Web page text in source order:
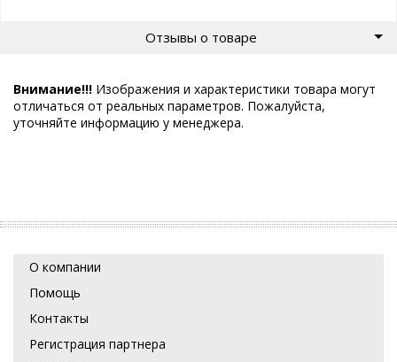
Отзывы о товаре
Внимание!!! Изображения и характеристики товара могут
отличаться от реальных параметров. Пожалуйста,
уточняйте информацию у менеджера.
О компании
Помощь
Контакты
Регистрация партнера